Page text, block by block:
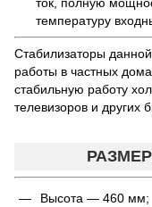
температуру
Стабилизаторы
работы в частных
стабильную работу
телевизоров и других
Высота — 460 мм;